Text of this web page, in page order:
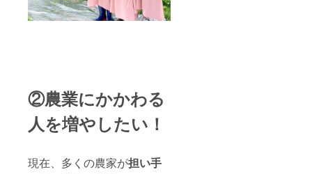
②農業にかかわる
人を増やしたい！
現在、多くの農家が担い手